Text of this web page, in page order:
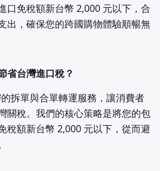
口免稅額新台幣 2,000 元以下，合
出，確保您的跨國購物體驗順暢無
省台灣進口稅？
拆單與合單轉運服務，讓消費者
關稅。我們的核心策略是將您的包
稅額新台幣 2,000 元以下，從而避